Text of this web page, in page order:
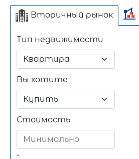
Вторичный рынок
Тип недвижимости
Вы хотите
Стоимость
-
Длительный срок
Отдельно стоящее
здание